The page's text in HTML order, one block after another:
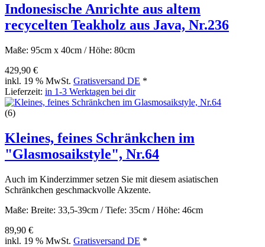
Indonesische Anrichte aus altem
recycelten Teakholz aus Java, Nr.236
Maße: 95cm x 40cm / Höhe: 80cm
429,90 €
inkl. 19 % MwSt. Gratisversand DE *
Lieferzeit: in 1-3 Werktagen bei dir
(6)
Kleines, feines Schränkchen im
"Glasmosaikstyle", Nr.64
Auch im Kinderzimmer setzen Sie mit diesem asiatischen
Schränkchen geschmackvolle Akzente.
Maße: Breite: 33,5-39cm / Tiefe: 35cm / Höhe: 46cm
89,90 €
inkl. 19 % MwSt. Gratisversand DE *